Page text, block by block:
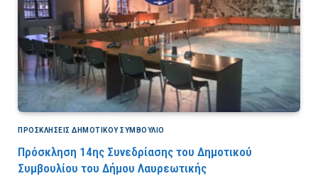
ΠΡΟΣΚΛΉΣΕΙΣ ΔΗΜΟΤΙΚΟΎ ΣΥΜΒΟΎΛΙΟ
Πρόσκληση 14ης Συνεδρίασης του Δημοτικού
Συμβουλίου του Δήμου Λαυρεωτικής